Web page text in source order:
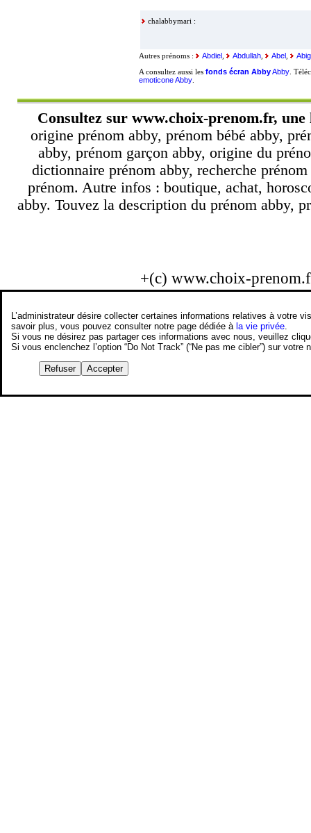
chalabbymari :
Autres prénoms : Abdiel Abdullah, Abel
A consultez aussi les fonds écran AbbyAbby.
emoticone Abby.
Consultez sur www.choix-prenom.fr, une
origine prénom abby, prénom bébé abby,
abby, prénom garçon abby, origine du
dictionnaire prénom abby, recherche
prénom. Autre infos : boutique, achat,
abby. Touvez la description du prénom abby,
+(c) www.choix-
L’administrateur désire collecter certaines informations relatives à votre
savoir plus, vous pouvez consulter notre page dédiée àla vie privée
Si vous ne désirez pas partager ces informations avec nous, veuillez
Si vous enclenchez l’option “Do Not Track” (“Ne pas me cibler”) sur
Refuser Accepter